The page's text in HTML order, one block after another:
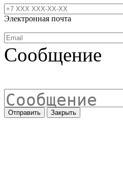
Электронная почта
Сообщение
Отправить Закрыть